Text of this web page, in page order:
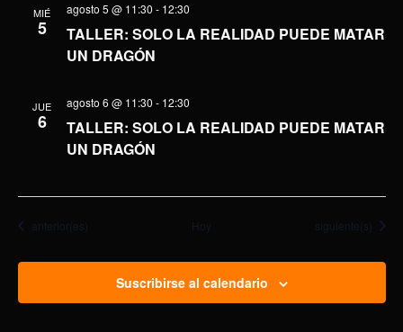
MIÉ
5
TALLER: SOLO LA REALIDAD PUEDE MATAR
UN DRAGÓN
agosto 5 @ 11:30 - 12:30
JUE
6
TALLER: SOLO LA REALIDAD PUEDE MATAR
UN DRAGÓN
agosto 6 @ 11:30 - 12:30
Eventos
anterior(es) Hoy Eventos
siguiente(s)
Suscribirse al calendario